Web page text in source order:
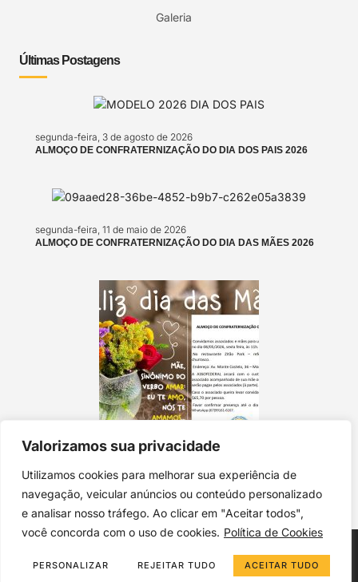
Valorizamos sua privacidade
Utilizamos cookies para melhorar sua experiência de
navegação, veicular anúncios ou conteúdo personalizado
e analisar nosso tráfego. Ao clicar em "Aceitar todos",
você concorda com o uso de cookies. Política de Cookies
PERSONALIZAR REJEITAR TUDO ACEITAR TUDO
Galeria
Últimas Postagens
segunda-feira, 3 de agosto de 2026
ALMOÇO DE CONFRATERNIZAÇÃO DO DIA DOS PAIS 2026
segunda-feira, 11 de maio de 2026
ALMOÇO DE CONFRATERNIZAÇÃO DO DIA DAS MÃES 2026
ALMOÇO EM HOMENAGEM AO DIA DAS MÃES!
© 2026 AssoFederal, Todos os direitos reservados. Desenvolvido por
Reinaldo Lapola.